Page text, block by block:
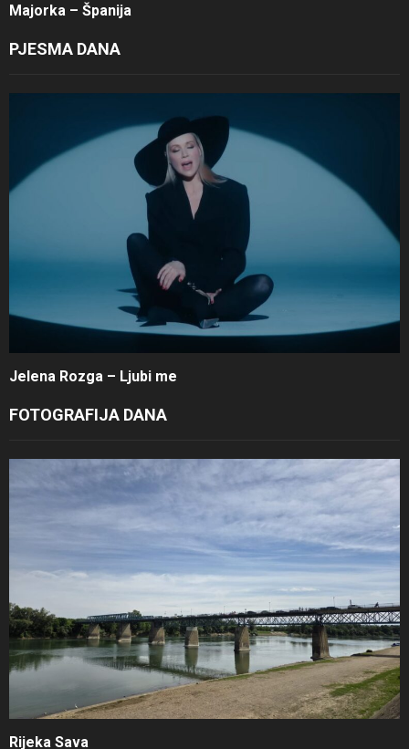
Majorka – Španija
PJESMA DANA
Jelena Rozga – Ljubi me
FOTOGRAFIJA DANA
Rijeka Sava